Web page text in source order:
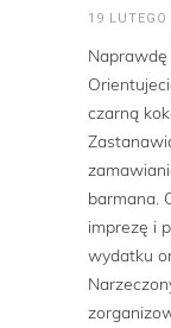
19
Naprawdę
czarną
barmana.
imprezę i
wydatku